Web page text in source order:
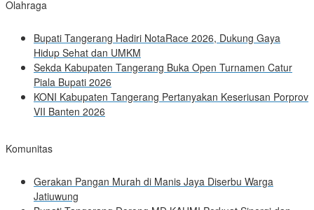
Olahraga
Bupati Tangerang Hadiri NotaRace 2026, Dukung Gaya
Hidup Sehat dan UMKM
Sekda Kabupaten Tangerang Buka Open Turnamen Catur
Piala Bupati 2026
KONI Kabupaten Tangerang Pertanyakan Keseriusan Porprov
VII Banten 2026
Komunitas
Gerakan Pangan Murah di Manis Jaya Diserbu Warga
Jatiuwung